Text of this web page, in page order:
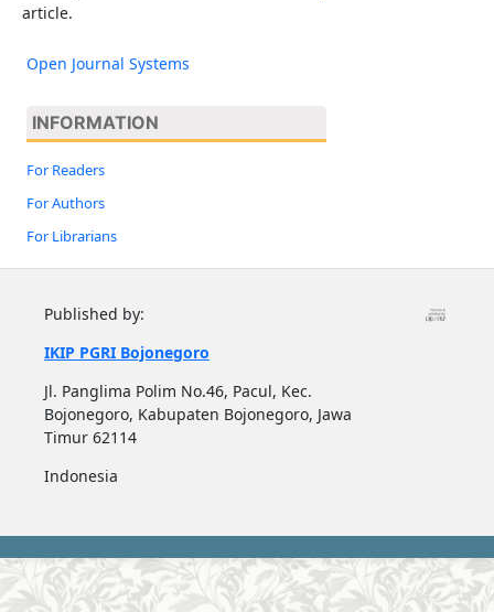
article.
Open Journal Systems
INFORMATION
For Readers
For Authors
For Librarians
Published by:
IKIP PGRI Bojonegoro
Jl. Panglima Polim No.46, Pacul, Kec.
Bojonegoro, Kabupaten Bojonegoro, Jawa
Timur 62114
Indonesia